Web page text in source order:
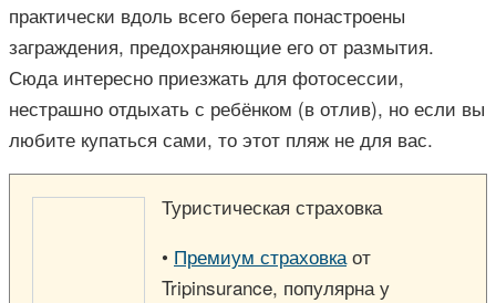
практически вдоль всего берега понастроены
заграждения, предохраняющие его от размытия.
Сюда интересно приезжать для фотосессии,
нестрашно отдыхать с ребёнком (в отлив), но если вы
любите купаться сами, то этот пляж не для вас.
Туристическая страховка
• Премиум страховкаот
Tripinsurance, популярна у